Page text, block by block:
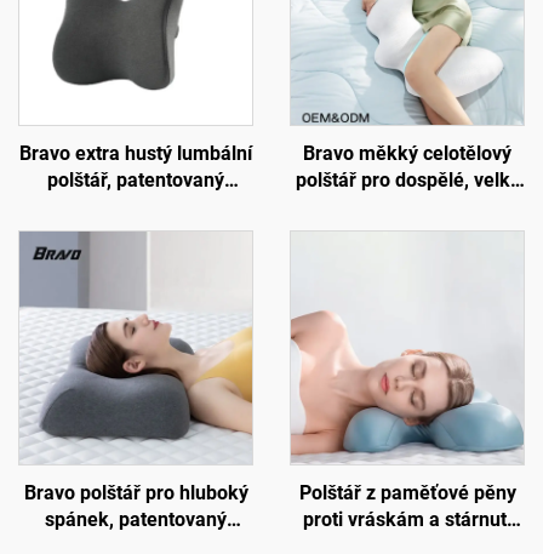
Bravo extra hustý lumbální
polštář, patentovaný
polštář pro podporu
bederní oblasti, podložka
Bravo měkký celotělový
polštář pro dospělé, velký
na boku, těhotenský
Bravo polštář pro hluboký
spánek, patentovaný
Polštář z paměťové pěny
proti vráskám a stárnutí